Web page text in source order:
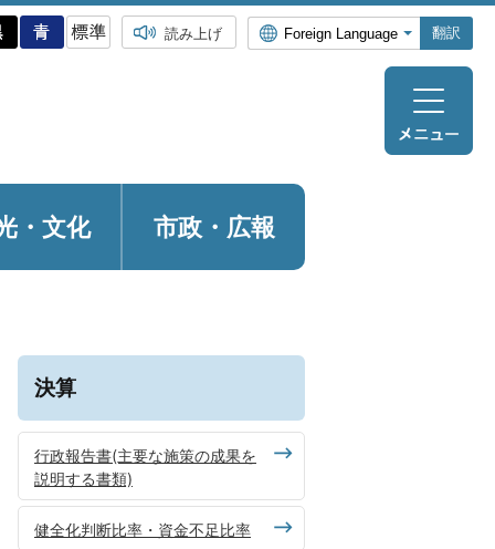
読み上げ 翻訳
・ 文化 市政・広報
決算
行政報告書(主要な施策の成果を
説明する書類)
健全化判断比率・資金不足比率